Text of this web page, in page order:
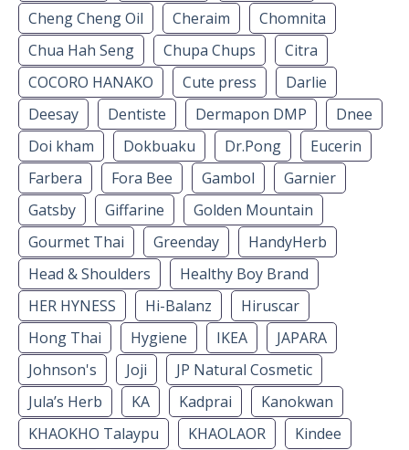
Cheng Cheng Oil Cheraim
Chomnita
Chua Hah Seng
Chupa Chups
Citra
COCORO HANAKO
Cute press
Darlie
Deesay
Dentiste Dermapon DMP
Dnee
Doi kham
Dokbuaku Dr.Pong
Eucerin
Farbera
Fora Bee Gambol
Garnier
Gatsby
Giffarine
Golden Mountain
Gourmet Thai
Greenday
HandyHerb
Head & Shoulders
Healthy Boy Brand
HER HYNESS
Hi-Balanz
Hiruscar
Hong Thai
Hygiene IKEA
JAPARA
Johnson's
Joji
JP Natural Cosmetic
Jula’s Herb
KA Kadprai
Kanokwan
KHAOKHO Talaypu
KHAOLAOR
Kindee